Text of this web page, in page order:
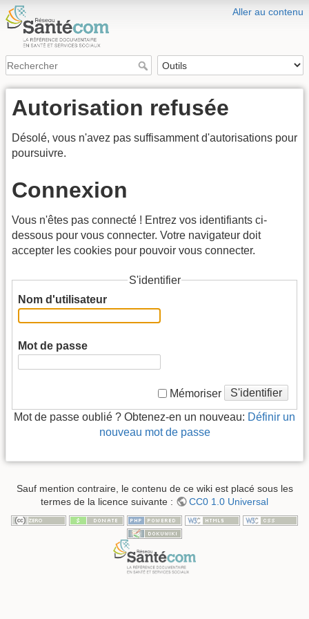
Aller au contenu
Autorisation refusée
Désolé, vous n'avez pas suffisamment d'autorisations pour
poursuivre.
Connexion
Vous n'êtes pas connecté ! Entrez vos identifiants ci-
dessous pour vous connecter. Votre navigateur doit
accepter les cookies pour pouvoir vous connecter.
S'identifier
Nom d'utilisateur
Mot de passe
Mémoriser S'identifier
Mot de passe oublié ? Obtenez-en un nouveau: Définir un
nouveau mot de passe
Sauf mention contraire, le contenu de ce wiki est placé sous les
termes de la licence suivante :
CC0 1.0 Universal